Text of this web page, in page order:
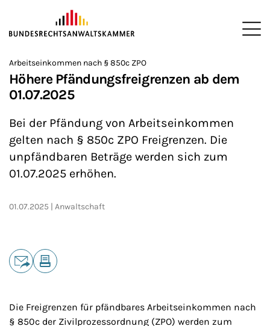
ZUM HAUPTINHALT SPRINGEN
Sie befinden sich hier:
>
Startseite
>
Newsroom
>
Newsletter
Arbeitseinkommen nach § 850c ZPO
Höhere Pfändungsfreigrenzen ab dem
01.07.2025
Bei der Pfändung von Arbeitseinkommen
gelten nach § 850c ZPO Freigrenzen. Die
unpfändbaren Beträge werden sich zum
01.07.2025 erhöhen.
01.07.2025 Anwaltschaft
Teilen
Die Freigrenzen für pfändbares Arbeitseinkommen nach
§ 850c der Zivilprozessordnung (ZPO) werden zum